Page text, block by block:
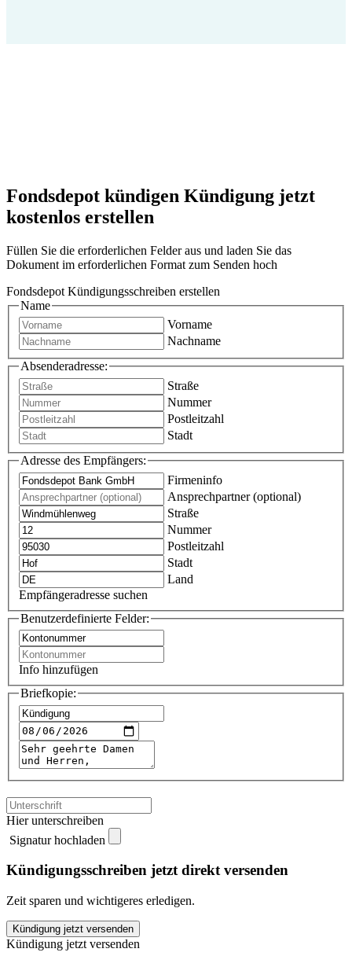
Fondsdepot kündigen Kündigung jetzt
kostenlos erstellen
Füllen Sie die erforderlichen Felder aus und laden Sie das
Dokument im erforderlichen Format zum Senden hoch
Fondsdepot Kündigungsschreiben erstellen
Name
Vorname
Nachname
Absenderadresse:
Straße
Nummer
Postleitzahl
Stadt
Adresse des Empfängers:
Firmeninfo
Ansprechpartner (optional)
Straße
Nummer
Postleitzahl
Stadt
Land
Empfängeradresse suchen
Benutzerdefinierte Felder:
Info hinzufügen
Briefkopie:
Hier unterschreiben
Signatur hochladen
Kündigungsschreiben jetzt direkt versenden
Zeit sparen und wichtigeres erledigen.
Fondsdepot
kündigen
Kündigung jetzt versenden
Kündigung jetzt versenden